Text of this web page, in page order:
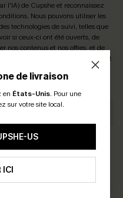
de livraison
en États-Unis. Pour une
sur votre site local.
US
ICI
l'IA) de Cupshe et reconnaissez
. Nous pouvons utiliser les
technologies de suivi, telles que
si ceux-ci ont été ouverts, de
nos contenus et nos offres, et de
de vous intéresser, conformément